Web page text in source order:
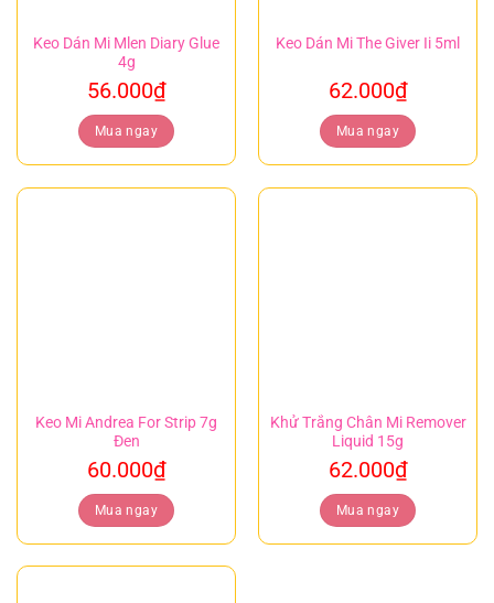
Keo Dán Mi Mlen Diary Glue
4g
56.000₫
Mua ngay
Keo Dán Mi The Giver Ii 5ml
62.000₫
Mua ngay
Keo Mi Andrea For Strip 7g
Đen
60.000₫
Mua ngay
Khử Trắng Chân Mi Remover
Liquid 15g
62.000₫
Mua ngay